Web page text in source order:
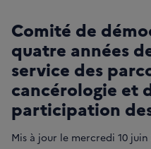
Comité de
quatre années
service des
cancérologie et
participation
Mis à jour le mercredi 10 juin